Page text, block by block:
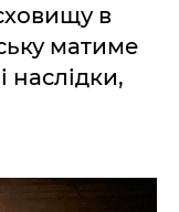
в
матиме
наслідки,